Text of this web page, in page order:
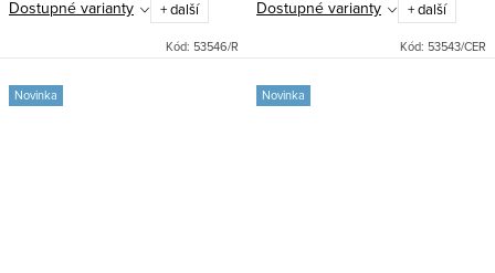
Dostupné varianty + další
Kód: 53546/R
Dostupné varianty + další
Kód: 53543/CER
Novinka Novinka